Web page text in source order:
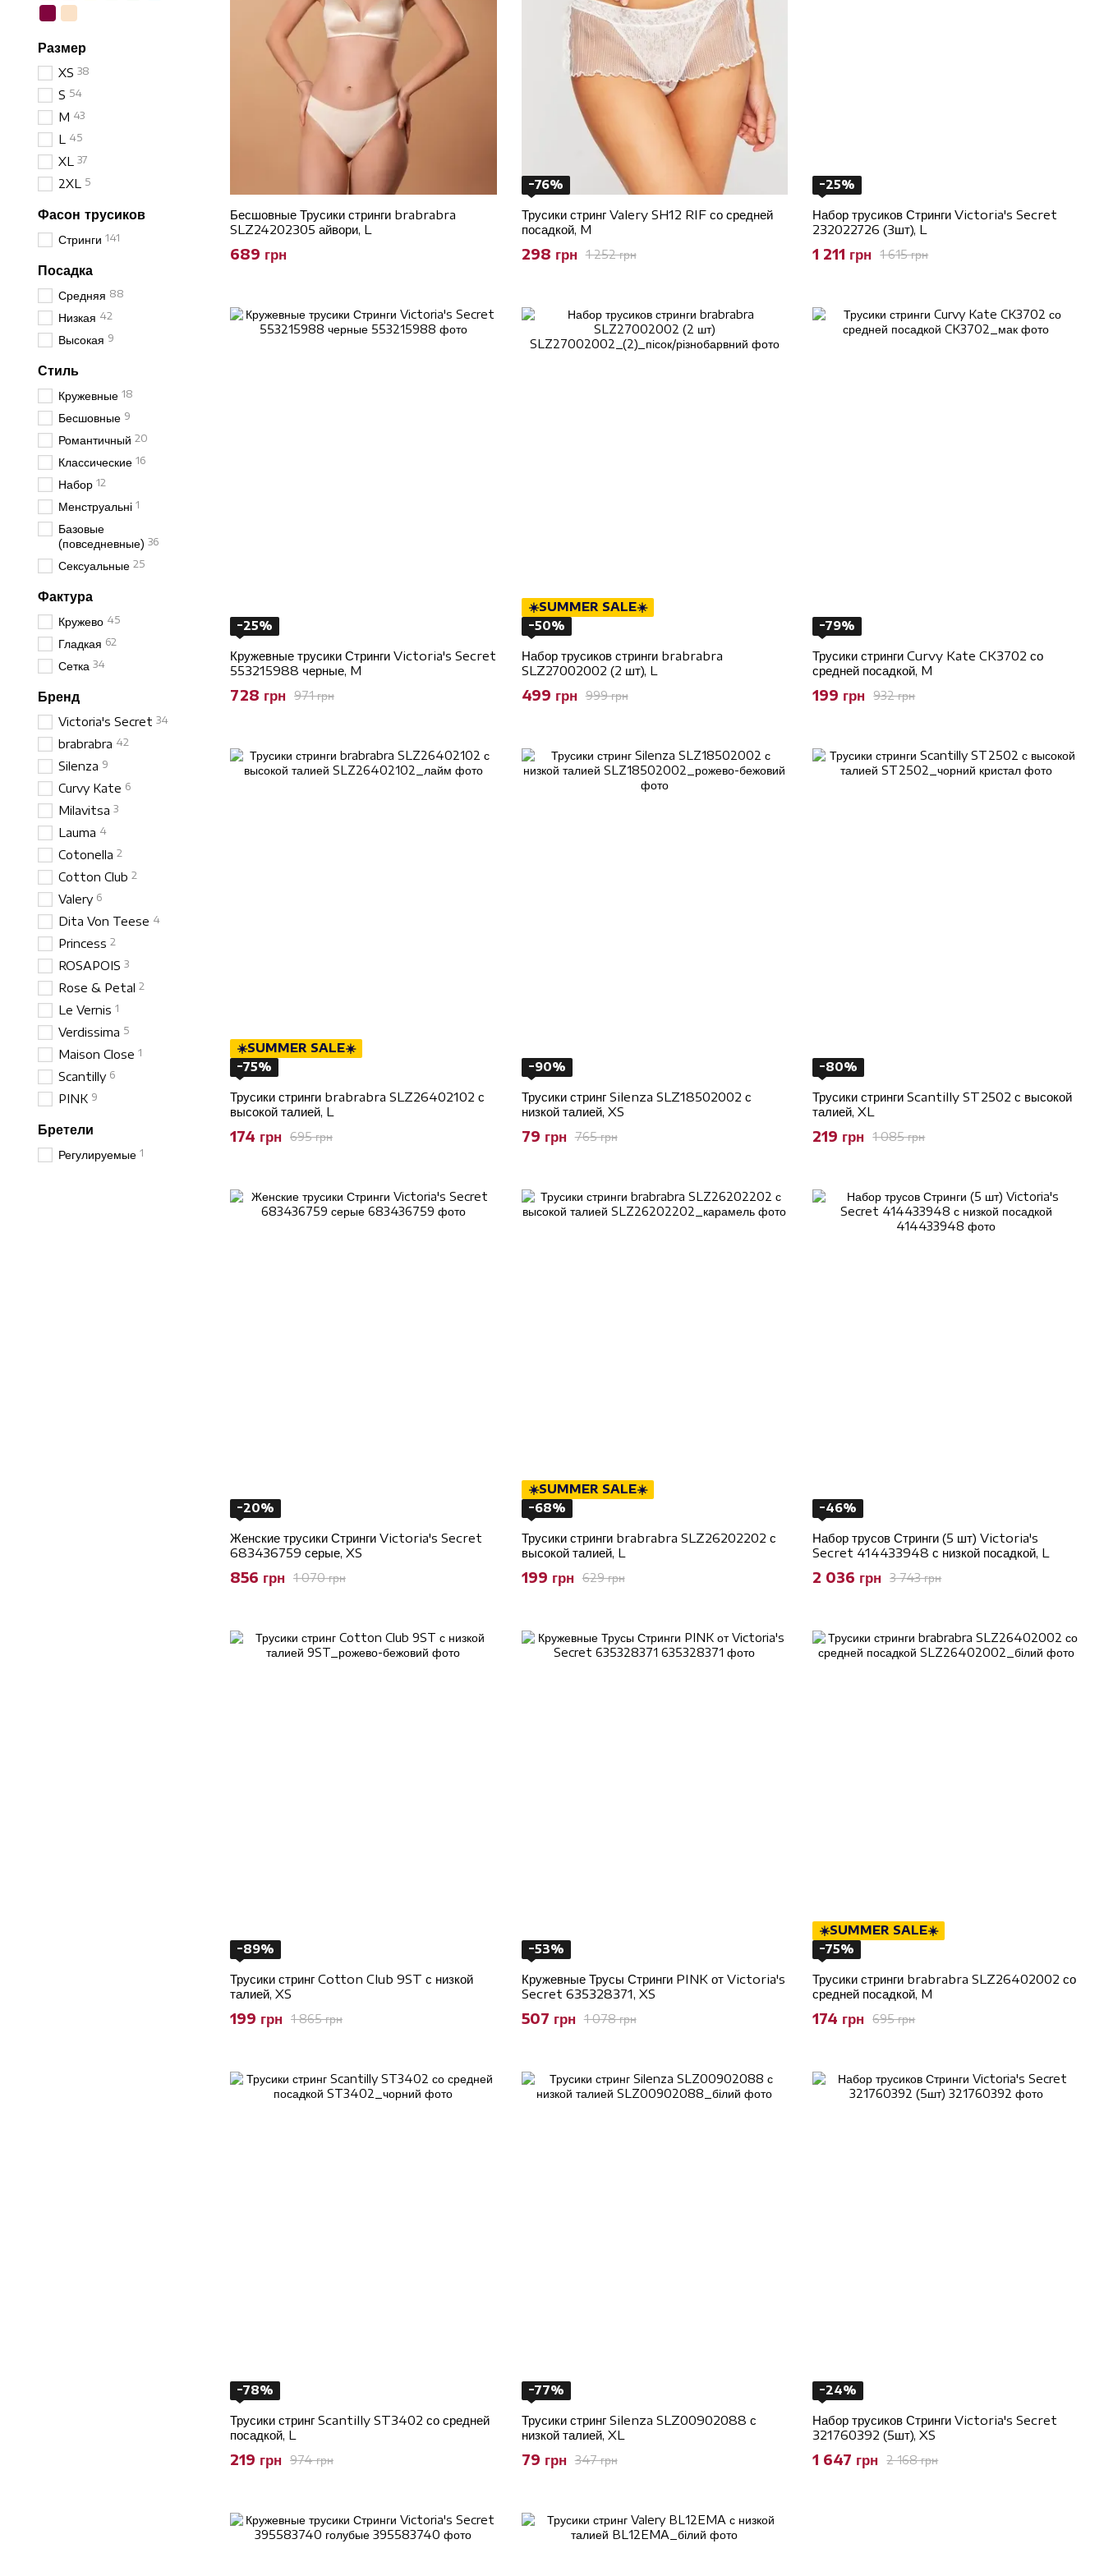
Бесшовные Трусики стринги brabrabra
SLZ24202305 айвори, L
689 грн
−76%
Трусики стринг Valery SH12 RIF со средней
посадкой, M
1 252 грн
298 грн
−25%
Набор трусиков Стринги Victoria's Secret
232022726 (3шт), L
1 615 грн
1 211 грн
−25%
Кружевные трусики Стринги Victoria's Secret
553215988 черные, M
971 грн
728 грн
☀️SUMMER SALE☀️
−50%
Набор трусиков стринги brabrabra
SLZ27002002 (2 шт), L
999 грн
499 грн
−79%
Трусики стринги Curvy Kate CK3702 со
средней посадкой, M
932 грн
199 грн
☀️SUMMER SALE☀️
−75%
Трусики стринги brabrabra SLZ26402102 с
высокой талией, L
695 грн
174 грн
−90%
Трусики стринг Silenza SLZ18502002 с
низкой талией, XS
765 грн
79 грн
−80%
Трусики стринги Scantilly ST2502 с высокой
талией, XL
1 085 грн
219 грн
−20%
Женские трусики Стринги Victoria's Secret
683436759 серые, XS
1 070 грн
856 грн
☀️SUMMER SALE☀️
−68%
Трусики стринги brabrabra SLZ26202202 с
высокой талией, L
629 грн
199 грн
−46%
Набор трусов Стринги (5 шт) Victoria's
Secret 414433948 с низкой посадкой, L
3 743 грн
2 036 грн
−89%
Трусики стринг Cotton Club 9ST с низкой
талией, XS
1 865 грн
199 грн
−53%
Кружевные Трусы Стринги PINK от Victoria's
Secret 635328371, XS
1 078 грн
507 грн
☀️SUMMER SALE☀️
−75%
Трусики стринги brabrabra SLZ26402002 со
средней посадкой, M
695 грн
174 грн
−78%
Трусики стринг Scantilly ST3402 со средней
посадкой, L
974 грн
219 грн
−77%
Трусики стринг Silenza SLZ00902088 с
низкой талией, XL
347 грн
79 грн
−24%
Набор трусиков Стринги Victoria's Secret
321760392 (5шт), XS
2 168 грн
1 647 грн
Размер
XS 38
S 54
M 43
L 45
XL 37
2XL 5
Фасон трусиков
Стринги 141
Посадка
Средняя 88
Низкая 42
Высокая 9
Стиль
Кружевные 18
Бесшовные 9
Романтичный 20
Классические 16
Набор 12
Менструальні 1
Базовые
(повседневные) 36
Сексуальные 25
Фактура
Кружево 45
Гладкая 62
Сетка 34
Бренд
Victoria's Secret 34
brabrabra 42
Silenza 9
Curvy Kate 6
Milavitsa 3
Lauma 4
Cotonella 2
Cotton Club 2
Valery 6
Dita Von Teese 4
Princess 2
ROSAPOIS 3
Rose & Petal 2
Le Vernis 1
Verdissima 5
Maison Close 1
Scantilly 6
PINK 9
Бретели
Регулируемые 1